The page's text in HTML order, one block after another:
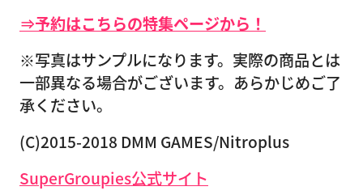
⇒予約はこちらの特集ページから！
※写真はサンプルになります。実際の商品とは
一部異なる場合がございます。あらかじめご了
承ください。
(C)2015-2018 DMM GAMES/Nitroplus
SuperGroupies公式サイト